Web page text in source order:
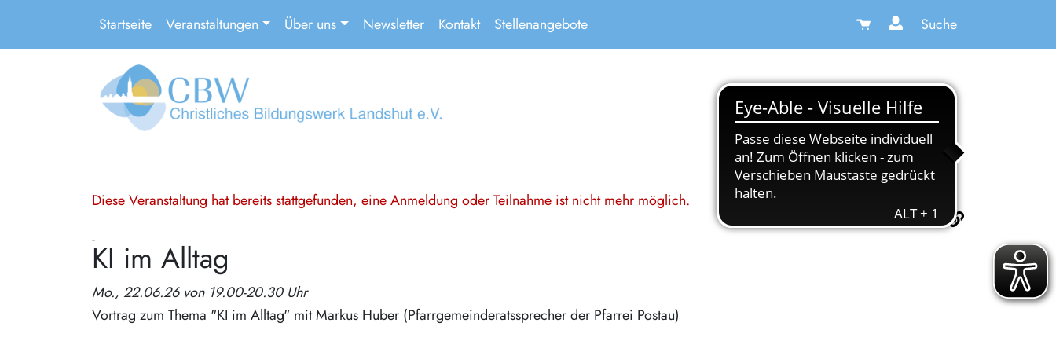
Startseite Veranstaltungen Über uns Newsletter Kontakt Stellenangebote Suche
Diese Veranstaltung hat bereits stattgefunden, eine Anmeldung oder Teilnahme ist nicht mehr möglich.
KI im Alltag
Mo., 22.06.26 von 19.00-20.30 Uhr
Vortrag zum Thema "KI im Alltag" mit Markus Huber (Pfarrgemeinderatssprecher der Pfarrei Postau)